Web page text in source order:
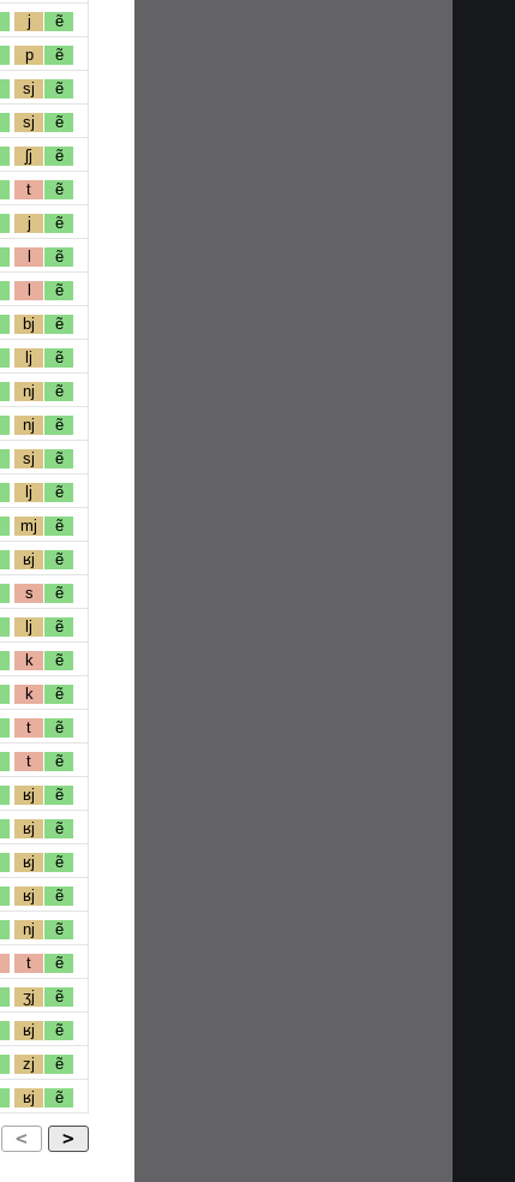
j ẽ
p ẽ
sj ẽ
sj ẽ
ʃj ẽ
t ẽ
j ẽ
l ẽ
l ẽ
bj ẽ
lj ẽ
nj ẽ
nj ẽ
sj ẽ
lj ẽ
mj ẽ
ʁj ẽ
s ẽ
lj ẽ
k ẽ
k ẽ
t ẽ
t ẽ
ʁj ẽ
ʁj ẽ
ʁj ẽ
ʁj ẽ
nj ẽ
t ẽ
ʒj ẽ
ʁj ẽ
zj ẽ
ʁj ẽ